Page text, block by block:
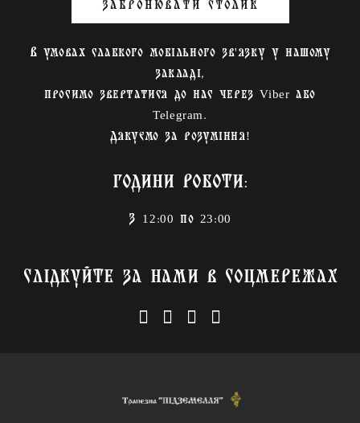
ЗАБРОНЮВАТИ СТОЛИК
В умовах слабкого мобільного зв'язку у нашому
закладі,
просимо звертатися до нас через Viber або
Telegram.
Дякуємо за розуміння!
ГОДИНИ РОБОТИ:
З 12:00 по 23:00
СЛІДКУЙТЕ ЗА НАМИ В СОЦМЕРЕЖАХ
instagram
facebook-f
youtube